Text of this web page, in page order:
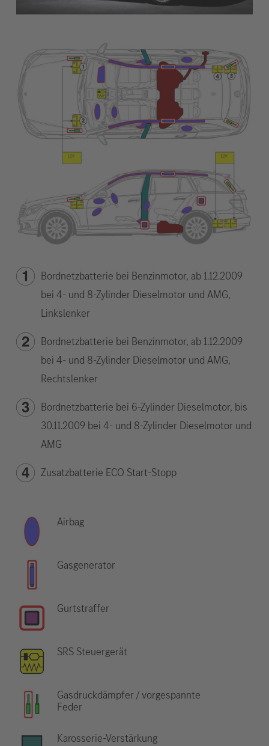
Bordnetzbatterie bei Benzinmotor, ab 1.12.2009
bei 4- und 8-Zylinder Dieselmotor und AMG,
Linkslenker
Bordnetzbatterie bei Benzinmotor, ab 1.12.2009
bei 4- und 8-Zylinder Dieselmotor und AMG,
Rechtslenker
Bordnetzbatterie bei 6-Zylinder Dieselmotor, bis
30.11.2009 bei 4- und 8-Zylinder Dieselmotor und
AMG
Zusatzbatterie ECO Start-Stopp
Airbag
Gasgenerator
Gurtstraffer
SRS Steuergerät
Gasdruckdämpfer / vorgespannte
Feder
Karosserie-Verstärkung